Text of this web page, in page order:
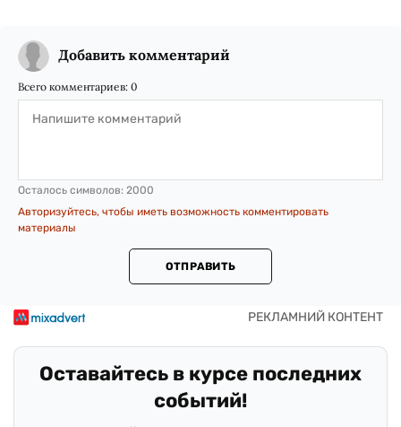
Добавить комментарий
Всего комментариев: 0
Осталось символов: 2000
Авторизуйтесь, чтобы иметь возможность комментировать
материалы
ОТПРАВИТЬ
Оставайтесь в курсе последних
событий!